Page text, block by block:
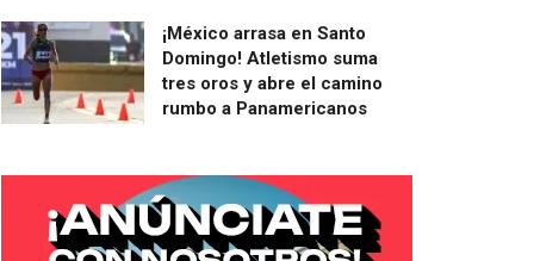
¡México arrasa en Santo
Domingo! Atletismo suma
tres oros y abre el camino
rumbo a Panamericanos